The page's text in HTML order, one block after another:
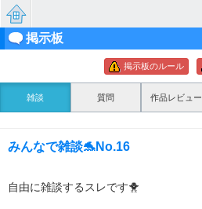
無料で
人のケ
掲示板
掲示板のルール
雑談 質問 作品レビュー
みんなで雑談🐬No.16
自由に雑談するスレです🐥